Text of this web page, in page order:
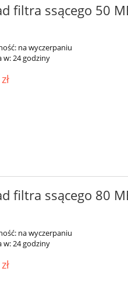
filtra ssącego 50
na wyczerpaniu
w:24 godziny
filtra ssącego 80
na wyczerpaniu
w:24 godziny